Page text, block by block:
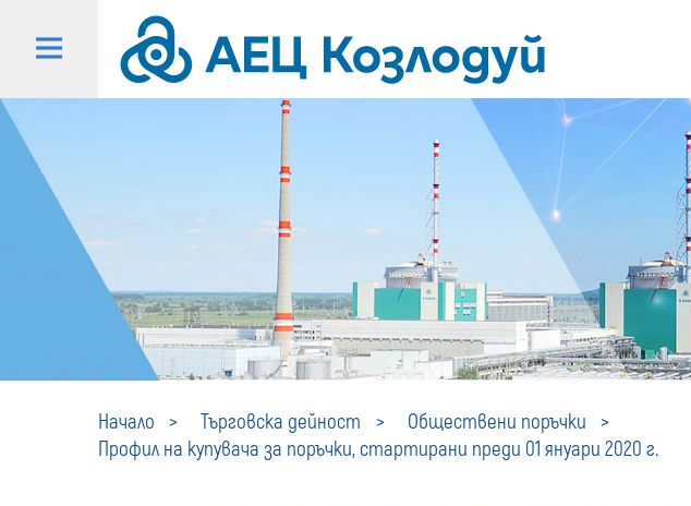
Начало Търговска дейност
Обществени поръчки
Профил на купувача за поръчки, стартирани преди 01 януари 2020 г.